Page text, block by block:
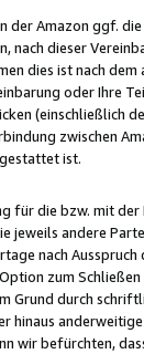
der Amazon ggf.
dieser
dies ist nach
oder Ihre
zwischen
ist.
für die bzw. mit
jeweils andere
nach
zum Schließen
Grund durch
hinaus
wir befürchten,